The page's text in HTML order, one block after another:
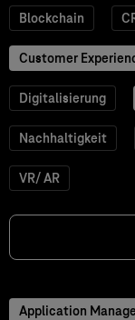
Blockchain
Customer
Digitalisierung
Nachhaltigkeit
VR/ AR
Application